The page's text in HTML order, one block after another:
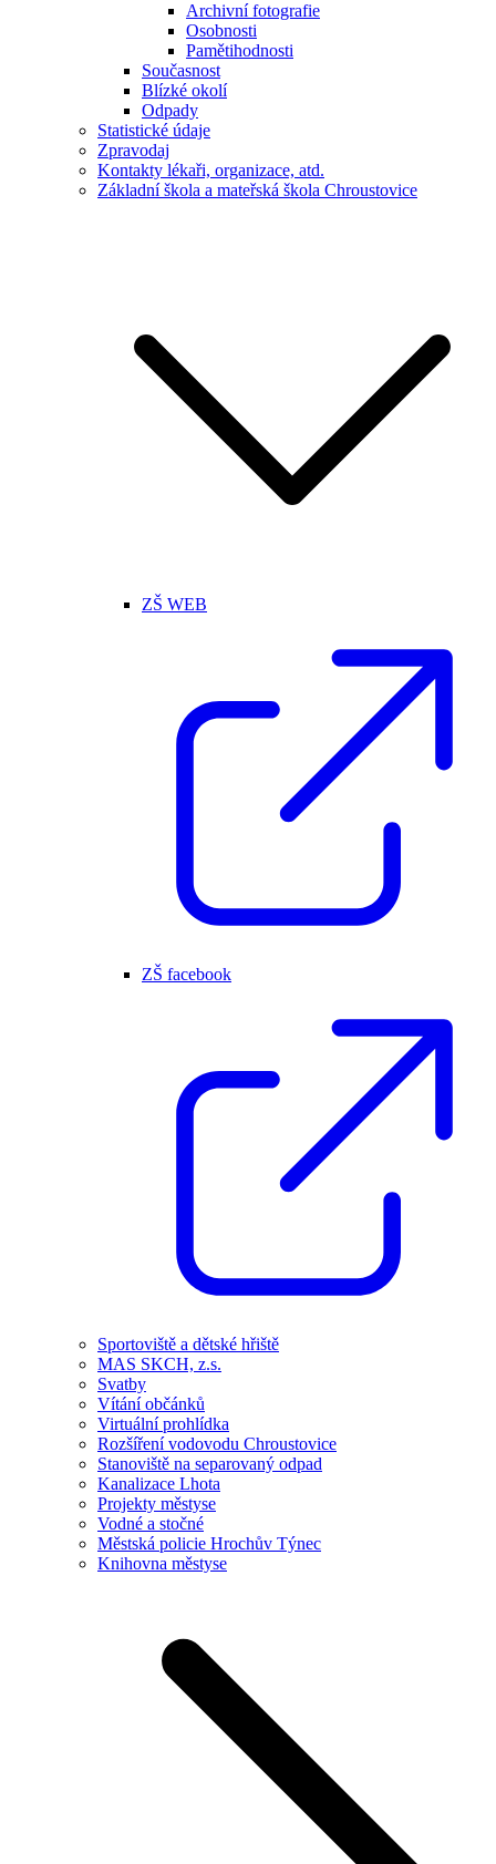
Archivní fotografie
Osobnosti
Pamětihodnosti
Současnost
Blízké okolí
Odpady
Statistické údaje
Zpravodaj
Kontakty lékaři, organizace, atd.
Základní škola a mateřská škola Chroustovice
ZŠ WEB
ZŠ facebook
Sportoviště a dětské hřiště
MAS SKCH, z.s.
Svatby
Vítání občánků
Virtuální prohlídka
Rozšíření vodovodu Chroustovice
Stanoviště na separovaný odpad
Kanalizace Lhota
Projekty městyse
Vodné a stočné
Městská policie Hrochův Týnec
Knihovna městyse